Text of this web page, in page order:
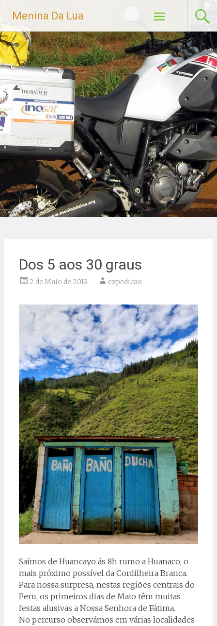
Menina Da Lua
Skip to content
Dos 5 aos 30 graus
2 de Maio de 2019 expedicao
Saímos de Huancayo ás 8h rumo a Huanaco, o
mais próximo possível da Cordilheira Branca.
Para nossa surpresa, nestas regiões centrais do
Peru, os primeiros dias de Maio têm muitas
festas alusivas a Nossa Senhora de Fátima.
No percurso observámos em várias localidades